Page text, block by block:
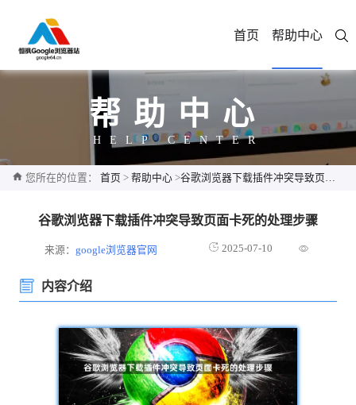
首页 帮助中心
帮助中心
HELP CENTER
您所在的位置： 首页 > 帮助中心 >谷歌浏览器下载插件冲突导致页面卡死的处理步骤
谷歌浏览器下载插件冲突导致页面卡死的处理步骤
来源：google浏览器官网 2025-07-10
内容介绍